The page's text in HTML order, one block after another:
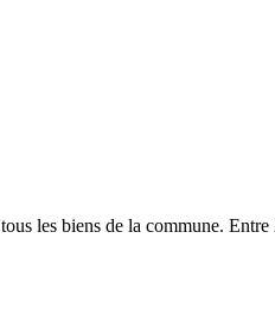
les biens de la commune. Entre